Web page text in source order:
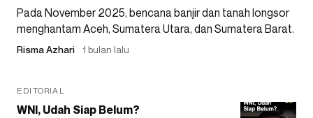
Pada November 2025, bencana banjir dan tanah longsor
menghantam Aceh, Sumatera Utara, dan Sumatera Barat.
Risma Azhari 1 bulan lalu
EDITORIAL
WNI, Udah Siap Belum?